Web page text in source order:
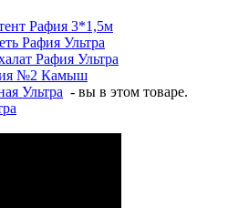
Рафия 3*1,5м
Рафия Ультра
Рафия Ультра
№2 Камыш
Ультра - вы в этом товаре.